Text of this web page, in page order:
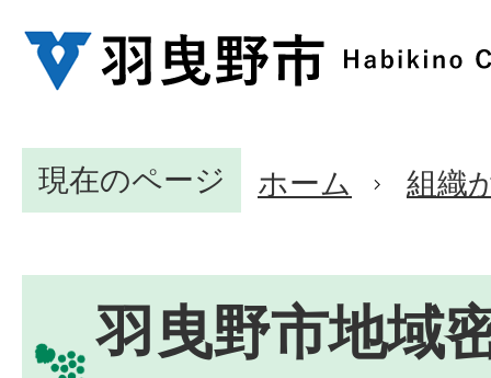
現在のページ ホーム 組織
羽曳野市地域